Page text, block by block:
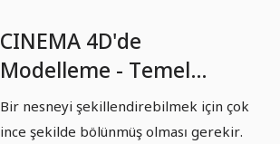
CINEMA 4D'de
Modelleme - Temel
Bilgiler: Bölüm 04 -
Bölmek
Bir nesneyi şekillendirebilmek için çok
ince şekilde bölünmüş olması gerekir.